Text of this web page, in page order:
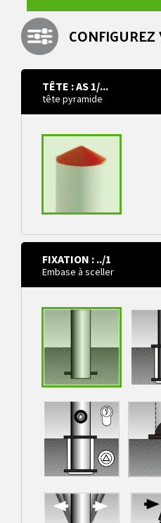
TÊTE : AS 1/...
tête pyramide
tête pyramide
FIXATION : ../1
Embase à sceller
Embase à sceller
fixé dans un
fourreau,